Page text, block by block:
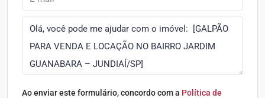
Ao enviar este formulário, concordo com a Política de